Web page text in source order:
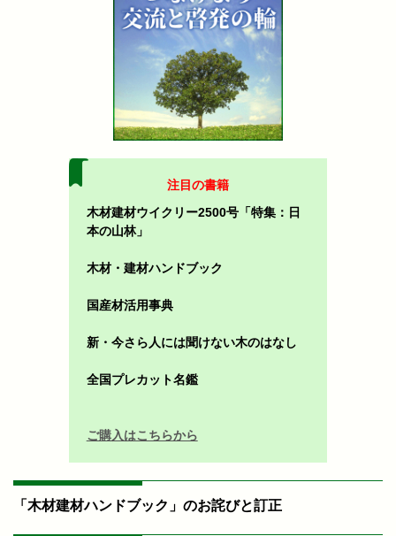
注目の書籍
木材建材ウイクリー2500号「特集：日
本の山林」
木材・建材ハンドブック
国産材活用事典
新・今さら人には聞けない木のはなし
全国プレカット名鑑
ご購入はこちらから
「木材建材ハンドブック」のお詫びと訂正